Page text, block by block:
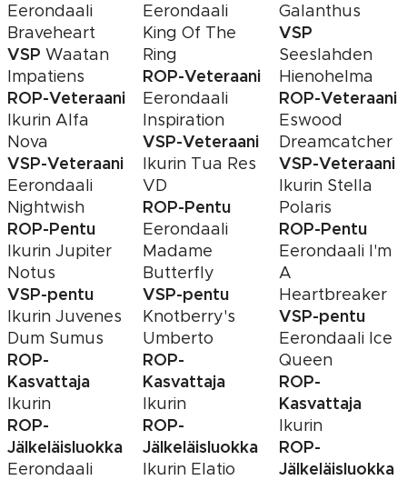
Eerondaali
Braveheart
VSPWaatan
Impatiens
ROP-Veteraani
Ikurin Alfa
Nova
VSP-Veteraani
Eerondaali
Nightwish
ROP-Pentu
Ikurin Jupiter
Notus
VSP-pentu
Ikurin Juvenes
Dum Sumus
ROP-
Kasvattaja
Ikurin
ROP-
Jälkeläisluokka
Eerondaali
Eerondaali
King Of The
Ring
ROP-Veteraani
Eerondaali
Inspiration
VSP-Veteraani
Ikurin Tua Res
VD
ROP-Pentu
Eerondaali
Madame
Butterfly
VSP-pentu
Knotberry's
Umberto
ROP-
Kasvattaja
Ikurin
ROP-
Jälkeläisluokka
Ikurin Elatio
Galanthus
VSP
Seeslahden
Hienohelma
ROP-Veteraani
Eswood
Dreamcatcher
VSP-Veteraani
Ikurin Stella
Polaris
ROP-Pentu
Eerondaali I'm
A
Heartbreaker
VSP-pentu
Eerondaali Ice
Queen
ROP-
Kasvattaja
Ikurin
ROP-
Jälkeläisluokka